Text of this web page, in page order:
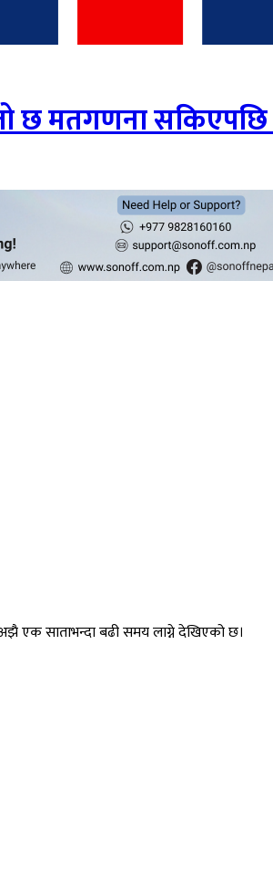
छ मतगणना सकिएपछि
एक साताभन्दा बढी समय लाग्ने देखिएको छ।